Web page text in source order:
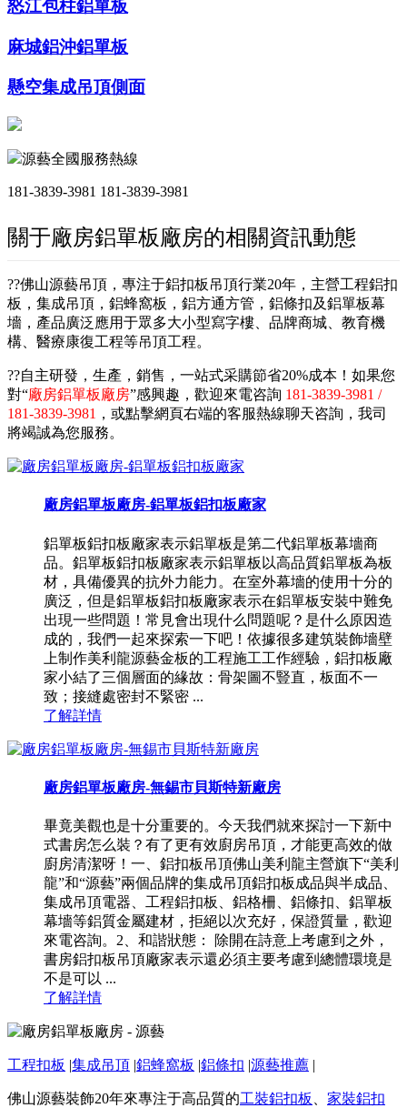
怒江包柱鋁單板
麻城鋁沖鋁單板
懸空集成吊頂側面
源藝全國服務熱線
181-3839-3981 181-3839-3981
關于廠房鋁單板廠房的相關資訊動態
??佛山源藝吊頂，專注于鋁扣板吊頂行業20年，主營工程鋁扣
板，集成吊頂，鋁蜂窩板，鋁方通方管，鋁條扣及鋁單板幕
墻，產品廣泛應用于眾多大小型寫字樓、品牌商城、教育機
構、醫療康復工程等吊頂工程。
??自主研發，生產，銷售，一站式采購節省20%成本！如果您
對“廠房鋁單板廠房”感興趣，歡迎來電咨詢 181-3839-3981 /
181-3839-3981 ，或點擊網頁右端的客服熱線聊天咨詢，我司
將竭誠為您服務。
廠房鋁單板廠房-鋁單板鋁扣板廠家
鋁單板鋁扣板廠家表示鋁單板是第二代鋁單板幕墻商
品。鋁單板鋁扣板廠家表示鋁單板以高品質鋁單板為板
材，具備優異的抗外力能力。在室外幕墻的使用十分的
廣泛，但是鋁單板鋁扣板廠家表示在鋁單板安裝中難免
出現一些問題！常見會出現什么問題呢？是什么原因造
成的，我們一起來探索一下吧！依據很多建筑裝飾墻壁
上制作美利龍源藝金板的工程施工工作經驗，鋁扣板廠
家小結了三個層面的緣故：骨架圖不豎直，板面不一
致；接縫處密封不緊密 ...
了解詳情
廠房鋁單板廠房-無錫市貝斯特新廠房
畢竟美觀也是十分重要的。今天我們就來探討一下新中
式書房怎么裝？有了更有效廚房吊頂，才能更高效的做
廚房清潔呀！一、鋁扣板吊頂佛山美利龍主營旗下“美利
龍”和“源藝”兩個品牌的集成吊頂鋁扣板成品與半成品、
集成吊頂電器、工程鋁扣板、鋁格柵、鋁條扣、鋁單板
幕墻等鋁質金屬建材，拒絕以次充好，保證質量，歡迎
來電咨詢。2、和諧狀態： 除開在詩意上考慮到之外，
書房鋁扣板吊頂廠家表示還必須主要考慮到總體環境是
不是可以 ...
了解詳情
工程扣板 |集成吊頂 |鋁蜂窩板 |鋁條扣 |源藝推薦 |
佛山源藝裝飾20年來專注于高品質的工裝鋁扣板
家裝鋁扣